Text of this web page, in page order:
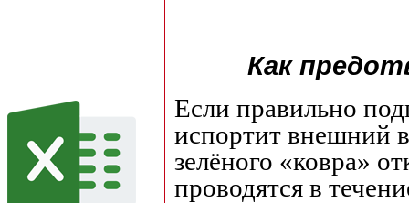
Как
Если правильно
испортит внешний
зелёного «ковра»
проводятся в